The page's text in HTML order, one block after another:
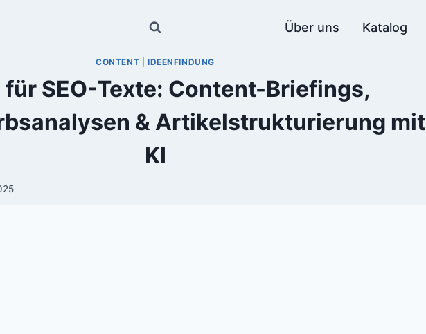
Über uns Katalog
CONTENT IDEENFINDUNG
für SEO-Texte: Content-Briefings,
& Artikelstrukturierung mit
KI